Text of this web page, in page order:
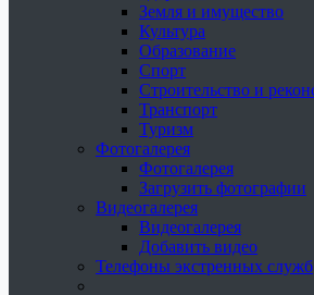
Земля и имущество
Культура
Образование
Спорт
Строительство и
Транспорт
Туризм
Фотогалерея
Фотогалерея
Загрузить фотографии
Видеогалерея
Видеогалерея
Добавить видео
Телефоны экстренных служб